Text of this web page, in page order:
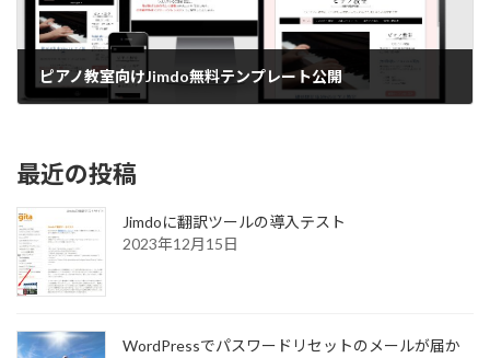
ピアノ教室向けJimdo無料テンプレート公開
最近の投稿
Jimdoに翻訳ツールの導入テスト
2023年12月15日
WordPressでパスワードリセットのメールが届か